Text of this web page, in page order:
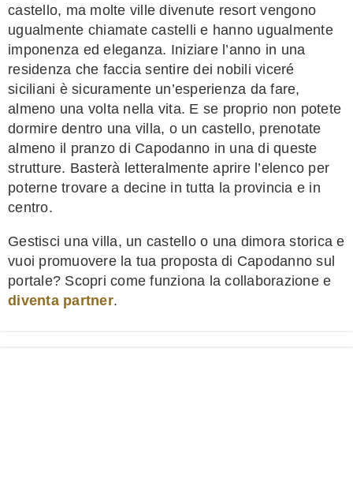
castello, ma molte ville divenute resort vengono
ugualmente chiamate castelli e hanno ugualmente
imponenza ed eleganza. Iniziare l’anno in una
residenza che faccia sentire dei nobili viceré
siciliani è sicuramente un’esperienza da fare,
almeno una volta nella vita. E se proprio non potete
dormire dentro una villa, o un castello, prenotate
almeno il pranzo di Capodanno in una di queste
strutture. Basterà letteralmente aprire l’elenco per
poterne trovare a decine in tutta la provincia e in
centro.
Gestisci una villa, un castello o una dimora storica e
vuoi promuovere la tua proposta di Capodanno sul
portale? Scopri come funziona la collaborazione e
diventa partner.